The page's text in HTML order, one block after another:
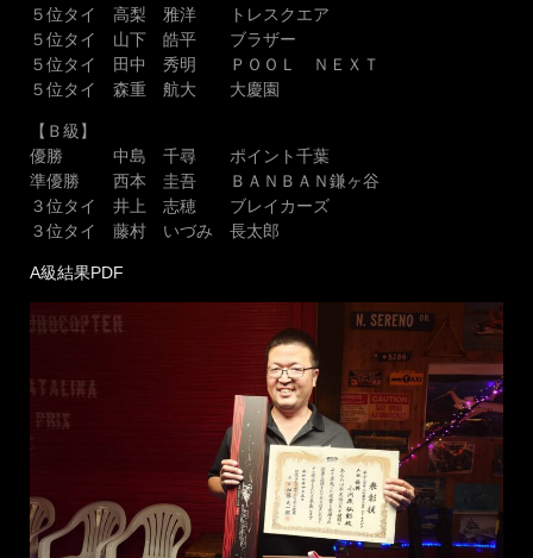
５位タイ 高梨 雅洋 トレスクエア
５位タイ 山下 皓平 ブラザー
５位タイ 田中 秀明 ＰＯＯＬ ＮＥＸＴ
５位タイ 森重 航大 大慶園
【Ｂ級】
優勝 中島 千尋 ポイント千葉
準優勝 西本 圭吾 ＢＡＮＢＡＮ鎌ヶ谷
３位タイ 井上 志穂 ブレイカーズ
３位タイ 藤村 いづみ 長太郎
A級結果PDF